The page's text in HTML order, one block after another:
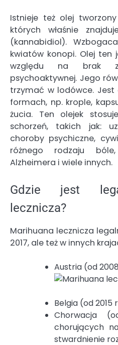
Istnieje też olej
których właśnie
(kannabidiol).
kwiatów konopi. Olej ten
względu na brak
psychoaktywnej. Jego
trzymać w lodówce.
formach, np. krople,
żucia. Ten olejek
schorzeń, takich jak:
choroby psychiczne,
różnego rodzaju
Alzheimera i wiele innych.
Gdzie jest
lecznicza?
Marihuana lecznicza
2017, ale też w innych
Austria (od
Belgia (od 2015
Chorwacja
chorujących
stwardnienie